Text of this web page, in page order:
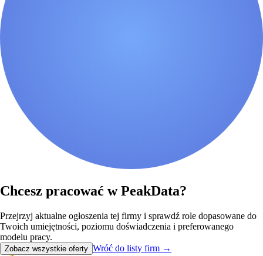
Chcesz pracować w PeakData?
Przejrzyj aktualne ogłoszenia tej firmy i sprawdź role dopasowane do
Twoich umiejętności, poziomu doświadczenia i preferowanego
modelu pracy.
Zobacz wszystkie oferty Wróć do listy firm →